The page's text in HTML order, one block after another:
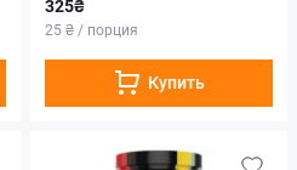
325₴
25 ₴ / порция
Купить